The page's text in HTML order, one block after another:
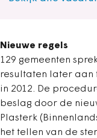
Nieuwe regels
129 gemeenten
resultaten later aan
in 2012. De
beslag door de
Plasterk
het tellen van de